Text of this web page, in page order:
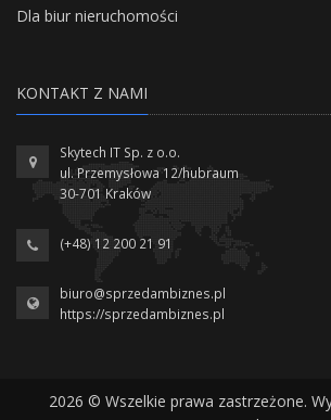
Dla biur nieruchomości
KONTAKT Z NAMI
Skytech IT Sp. z o.o.
ul. Przemysłowa 12/hubraum
30-701 Kraków
(+48) 12 200 21 91
biuro@sprzedambiznes.pl
https://sprzedambiznes.pl
2026 © Wszelkie prawa zastrzeżone.